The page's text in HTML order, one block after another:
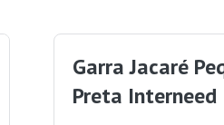
Garra Jacaré
Preta Interneed